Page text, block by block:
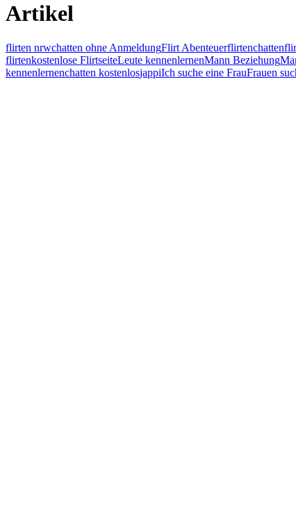
Artikel
flirten nrwchatten ohne AnmeldungFlirt Abenteuerflirtenchatten
flirtenkostenlose FlirtseiteLeute kennenlernenMann Beziehung
kennenlernenchatten kostenlosjappiIch suche eine FrauFrauen